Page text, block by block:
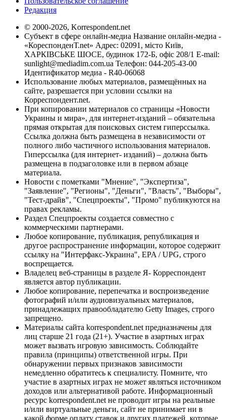
Редакция
© 2000-2026, Korrespondent.net
Субъект в сфере онлайн-медиа Название онлайн-медиа -
«КореспонденТ.net» Адрес: 02091, місто Київ,
ХАРКІВСЬКЕ ШОСЕ, будинок 172-Б, офіс 208/1 E-mail:
sunlight@mediadim.com.ua Телефон: 044-205-43-00
Идентификатор медиа - R40-06068
Использование любых материалов, размещённых на
сайте, разрешается при условии ссылки на
Корреспондент.net.
При копировании материалов со страницы «Новости
Украины и мира», для интернет-изданий – обязательна
прямая открытая для поисковых систем гиперссылка.
Ссылка должна быть размещена в независимости от
полного либо частичного использования материалов.
Гиперссылка (для интернет- изданий) – должна быть
размещена в подзаголовке или в первом абзаце
материала.
Новости с пометками "Мнение", "Экспертиза",
"Заявление", "Регионы", "Деньги", "Власть", "Выборы",
"Тест-драйв", "Спецпроекты", "Промо" публикуются на
правах рекламы.
Раздел Спецпроекты создается совместно с
коммерческими партнерами.
Любое копирование, публикация, републикация и
другое распространение информации, которое содержит
ссылку на "Интерфакс-Украина", EPA / UPG, строго
воспрещается.
Владелец веб-страницы в разделе Я- Корреспондент
является автор публикации.
Любое копирование, перепечатка и воспроизведение
фотографий и/или аудиовизуальных материалов,
принадлежащих правообладателю Getty Images, строго
запрещено.
Материалы сайта korrespondent.net предназначены для
лиц старше 21 года (21+). Участие в азартных играх
может вызвать игровую зависимость. Соблюдайте
правила (принципы) ответственной игры. При
обнаружении первых признаков зависимости
немедленно обратитесь к специалисту. Помните, что
участие в азартных играх не может являться источником
доходов или альтернативой работе. Информационный
ресурс korrespondent.net не проводит игры на реальные
и/или виртуальные деньги, сайт не принимает ни в
какой форме оплату ставок и других платежей, которые